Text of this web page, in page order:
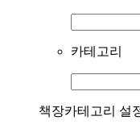
카테고리
책장카테고리 설